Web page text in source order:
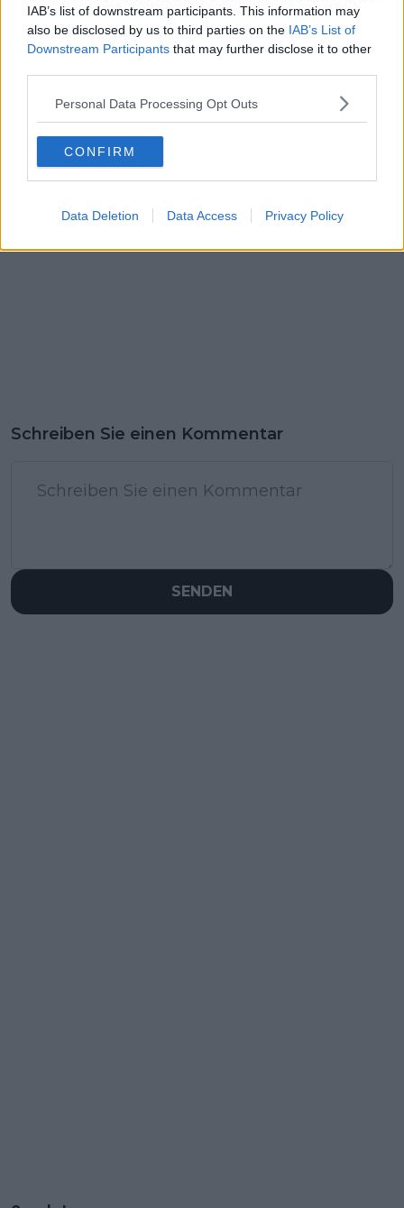
IAB’s list of downstream participants. This information may
also be disclosed by us to third parties on the IAB’s List of
Downstream Participants that may further disclose it to other
Personal Data Processing Opt Outs
CONFIRM
Data Deletion Data Access Privacy Policy
Vorheriger Artikel
Mathieu van der Poel
und Wout van Aert
als Olympiasieger?
schon 2030 an den
Olympischen
Winterspielen
teilnehmen
Nächster Artikel
Gerüchte über die
Route des Giro d'Italia
2026 -
wenig Zeit für die
Präsentation
Schreiben Sie einen Kommentar
SENDEN